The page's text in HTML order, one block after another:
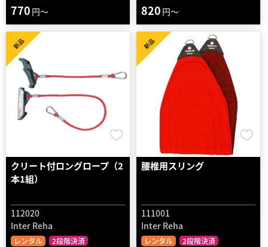
770 円～ 820 円～
クリート付ロングロープ（2
本1組）
112020
Inter Reha
レンタル 2段階決済
新品
腰椎用スリング
111001
Inter Reha
レンタル 2段階決済
新品